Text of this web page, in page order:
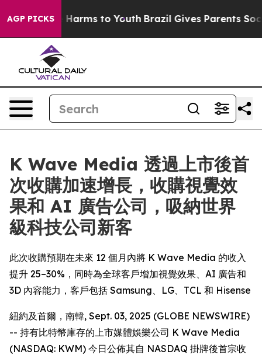
AGP PICKS
Abate Harms to Youth Brazil Gives Parents Social
K Wave Media 透過上市後首
次收購加速增長，收購視覺效
果和 AI 廣告公司，吸納世界
級科技公司新客
此次收購預期在未來 12 個月內將 K Wave Media 的收入
提升 25–30%，同時為全球客戶增加視覺效果、AI 廣告和
3D 內容能力，客戶包括 Samsung、LG、TCL 和 Hisense
紐約及首爾，南韓, Sept. 03, 2025 (GLOBE NEWSWIRE)
-- 持有比特幣庫存的上市媒體娛樂公司 K Wave Media
(NASDAQ: KWM) 今日公佈其自 NASDAQ 掛牌後首宗收